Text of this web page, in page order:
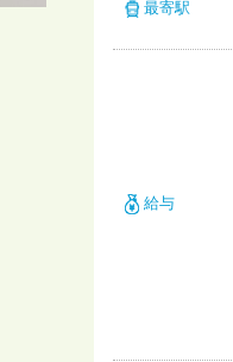
最寄駅
給与